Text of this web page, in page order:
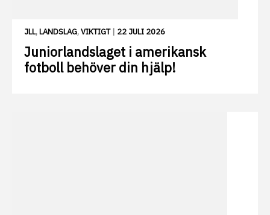
JLL,LANDSLAG,VIKTIGT| 22 JULI 2026
Juniorlandslaget i amerikansk
fotboll behöver din hjälp!